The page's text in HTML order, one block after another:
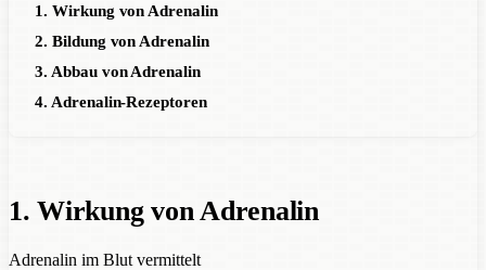
1. Wirkung von Adrenalin
2. Bildung von Adrenalin
3. Abbau von Adrenalin
4. Adrenalin-Rezeptoren
1. Wirkung von Adrenalin
Adrenalin im Blut vermittelt